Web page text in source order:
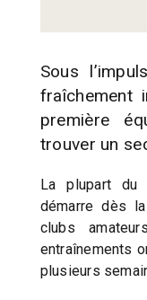
Sous
fraîchement
première
trouver un
La plupart du
démarre dès
clubs
entraînements
plusieurs